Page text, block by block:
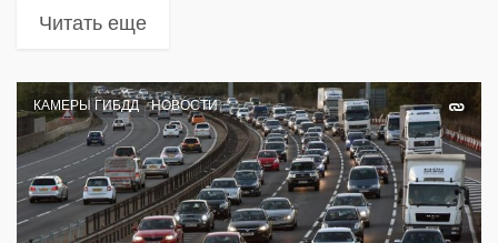
Читать еще
КАМЕРЫ ГИБДД НОВОСТИ